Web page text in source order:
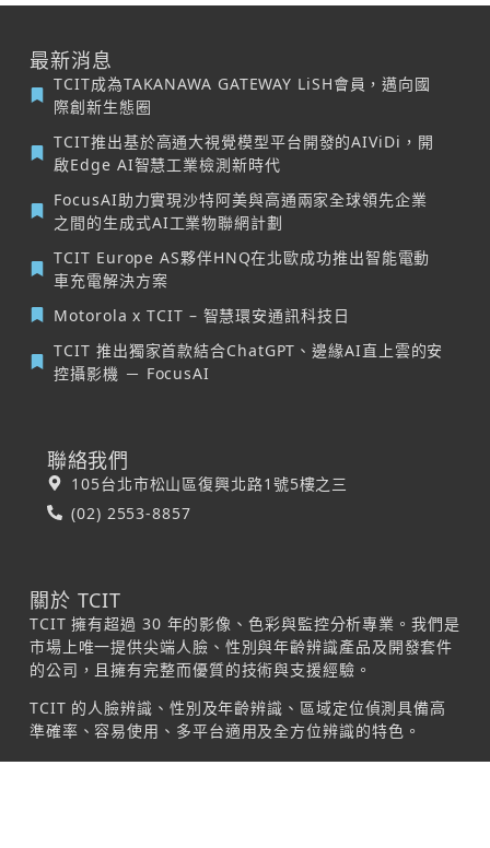
關於 TCIT
TCIT 擁有超過 30 年的影像、色彩與監控分析專業。我們是
市場上唯一提供尖端人臉、性別與年齡辨識產品及開發套件
的公司，且擁有完整而優質的技術與支援經驗。
TCIT 的人臉辨識、性別及年齡辨識、區域定位偵測具備高
準確率、容易使用、多平台適用及全方位辨識的特色。
最新消息
TCIT成為TAKANAWA GATEWAY LiSH會員，邁向國
際創新生態圈
TCIT推出基於高通大視覺模型平台開發的AIViDi，開
啟Edge AI智慧工業檢測新時代
FocusAI助力實現沙特阿美與高通兩家全球領先企業
之間的生成式AI工業物聯網計劃
TCIT Europe AS夥伴HNQ在北歐成功推出智能電動
車充電解決方案
Motorola x TCIT – 智慧環安通訊科技日
TCIT 推出獨家首款結合ChatGPT、邊緣AI直上雲的安
控攝影機 － FocusAI
聯絡我們
105台北市松山區復興北路1號5樓之三
(02) 2553-8857